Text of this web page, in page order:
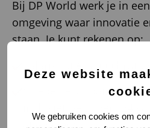
Deze website
We gebruiken cookies om
Bij DP World werk je in
omgeving waar innovatie
staan. Je kunt rekenen op:
Salaris tot € 8.000
Goede secundaire
atv-dagen;